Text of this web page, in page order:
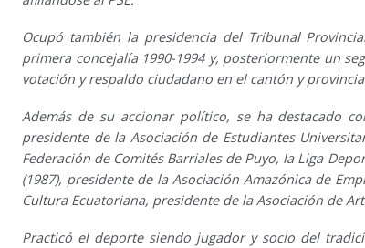
Ocupó también la presidencia del Tribunal
primera concejalía 1990-1994 y, posteriormente un
votación y respaldo ciudadano en el cantón y
Además de su accionar político, se ha destacado
presidente de la Asociación de Estudiantes
Federación de Comités Barriales de Puyo, la Liga
(1987), presidente de la Asociación Amazónica de
Cultura Ecuatoriana, presidente de la Asociación de
Practicó el deporte siendo jugador y socio del